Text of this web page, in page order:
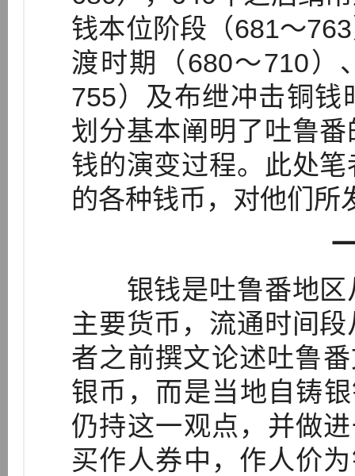
钱本位阶段（681～
渡时期（680～710）
755）及布绁冲击铜钱
划分基本阐明了吐鲁
钱的演变过程。此处
的各种钱币，对他们所
银钱是吐鲁番地区
主要货币，流通时间
者之前撰文论述吐鲁
银币，而是当地自铸
仍持这一观点，并做
买作人券中，作人价